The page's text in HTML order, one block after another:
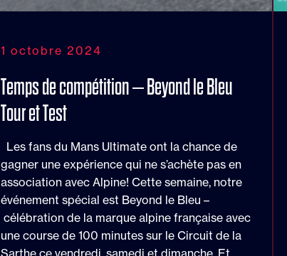
1 octobre 2024
Temps de compétition – Beyond le Bleu
Tour et Test
Les fans du Mans Ultimate ont la chance de
gagner une expérience qui ne s’achète pas en
association avec Alpine! Cette semaine, notre
événement spécial est Beyond le Bleu –
célébration de la marque alpine française avec
une course de 100 minutes sur le Circuit de la